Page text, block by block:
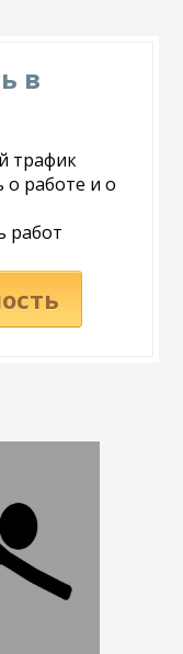
в
трафик
о работе и о
работ